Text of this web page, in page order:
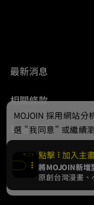
最新消息
相關條款
聯絡我們
© 2024
點擊 加入主
將MOJOIN新增
原創台灣漫畫、
MOJOIN 採用網站分
選 "我同意" 或繼續
Cookie，欲瞭解更多